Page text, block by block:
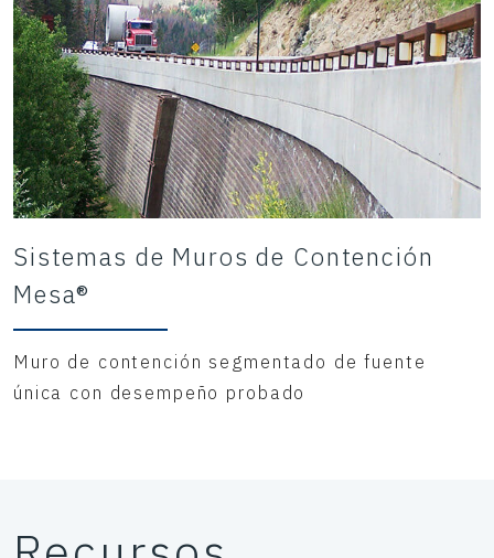
Sistemas de Muros de Contención
Mesa®
Muro de contención segmentado de fuente
única con desempeño probado